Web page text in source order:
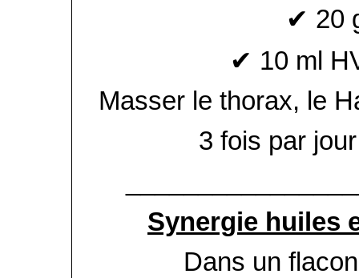
✔ 20
✔ 10 ml
Masser le thorax, le
3 fois par
Synergie huiles
Dans un